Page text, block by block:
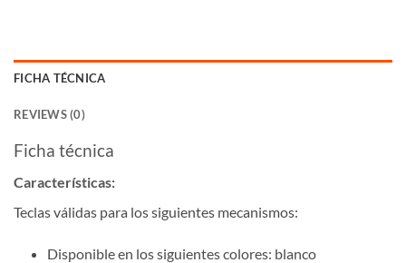
FICHA TÉCNICA
REVIEWS (0)
Ficha técnica
Características:
Teclas válidas para los siguientes mecanismos:
Disponible en los siguientes colores: blanco